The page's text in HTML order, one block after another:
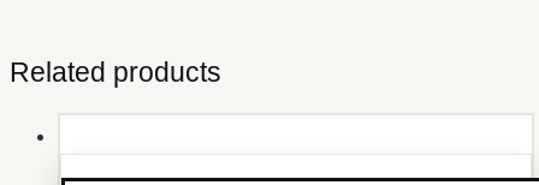
Related products